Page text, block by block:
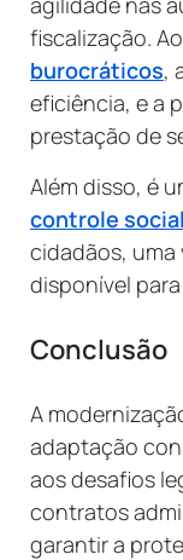
fiscalização. Ao
burocráticos,
eficiência, e a
prestação de
Além disso, é
controle social
cidadãos, uma
disponível
Conclusão
A
adaptação
aos desafios
contratos
garantir a